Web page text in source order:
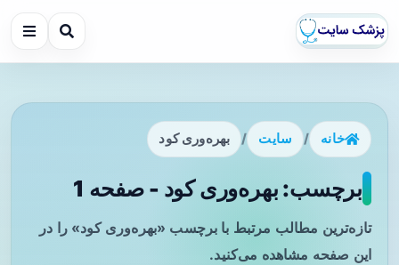
خانه / سایت / بهره‌وری کود
برچسب: بهره‌وری کود - صفحه 1
تازه‌ترین مطالب مرتبط با برچسب «بهره‌وری کود» را در
این صفحه مشاهده می‌کنید.